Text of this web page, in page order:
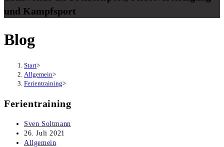
und Kampfsport
Blog
Start>
Allgemein>
Ferientraining>
Ferientraining
Beitrags-
Autor:
Sven Soltmann
Beitrag
veröffentlicht:
26. Juli 2021
Beitrags-
Allgemein